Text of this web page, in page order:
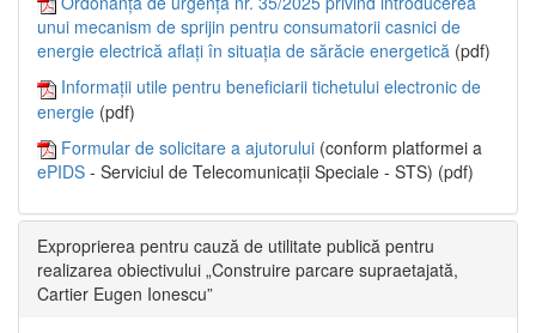
unui mecanism de sprijin pentru consumatorii casnici de
energie electrică aflați în situația de sărăcie energetică (pdf)
Informații utile pentru beneficiarii tichetului electronic de
energie (pdf)
Formular de solicitare a ajutorului (conform platformei a
ePIDS - Serviciul de Telecomunicații Speciale - STS) (pdf)
Exproprierea pentru cauză de utilitate publică pentru
realizarea obiectivului „Construire parcare supraetajată,
Cartier Eugen Ionescu”